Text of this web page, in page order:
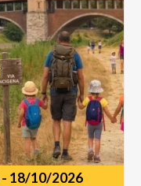
- 18/10/2026